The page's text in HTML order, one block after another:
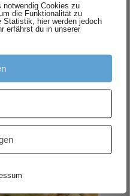
Cookies zu
die Funktionalität zu
Statistik, hier werden jedoch
erfährst du in unserer